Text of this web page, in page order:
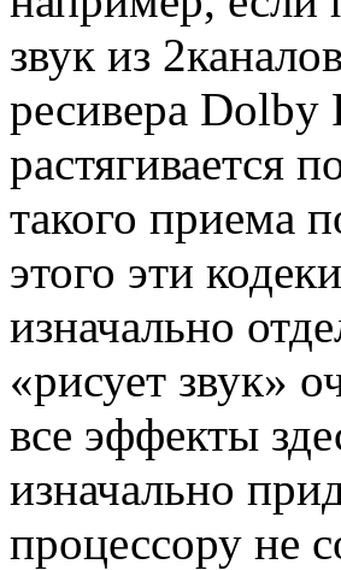
звук из
ресивера Dolby
растягивается
такого приема
этого эти
изначально
«рисует звук»
все эффекты
изначально
процессору не